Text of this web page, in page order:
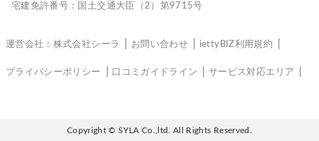
宅建免許番号：国土交通大臣（2）第9715号
運営会社：株式会社シーラ お問い合わせ iettyBIZ利用規約
プライバシーポリシー 口コミガイドライン サービス対応エリア
Copyright © SYLA Co.,ltd. All Rights Reserved.